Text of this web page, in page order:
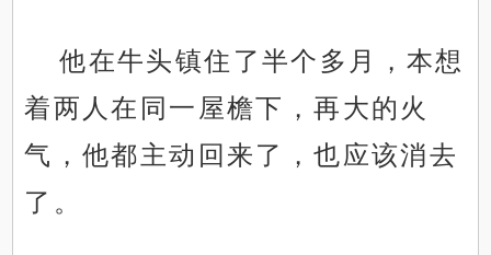
他在牛头镇住了半个多月，本想
着两人在同一屋檐下，再大的火
气，他都主动回来了，也应该消去
了。